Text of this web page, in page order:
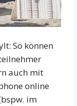
So können
auch mit
online
im